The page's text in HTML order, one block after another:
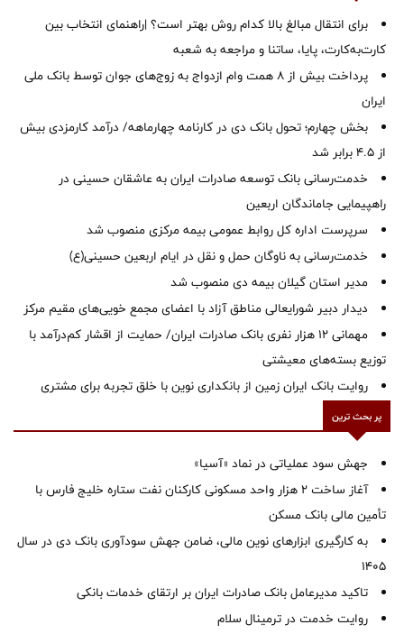
برای انتقال مبالغ بالا کدام روش بهتر است؟ |راهنمای انتخاب بین
کارت‌به‌کارت، پایا، ساتنا و مراجعه به شعبه
پرداخت بیش از ۸ همت وام ازدواج به زوج‌های جوان توسط بانک ملی
ایران
بخش چهارم؛ تحول بانک دی در کارنامه چهارماهه/ درآمد کارمزدی بیش
از ۴.۵ برابر شد
خدمت‌رسانی بانک توسعه صادرات ایران به عاشقان حسینی در
راهپیمایی جاماندگان اربعین
سرپرست اداره کل روابط عمومی بیمه مرکزی منصوب شد
خدمت‌رسانی به ناوگان حمل و نقل در ایام اربعین حسینی(ع)
‌مدیر استان گیلان بیمه دی منصوب شد
دیدار دبیر شورایعالی مناطق آزاد با اعضای مجمع خویی‌های مقیم مرکز
مهمانی ۱۲ هزار نفری بانک صادرات ایران/ حمایت از اقشار کم‌درآمد با
توزیع بسته‌های معیشتی
روایت بانک ایران زمین از بانکداری نوین با خلق تجربه برای مشتری
پر بحث ترین
جهش سود عملیاتی در نماد «آسیا»
آغاز ساخت ۲ هزار واحد مسکونی کارکنان نفت ستاره خلیج فارس با
تأمین مالی بانک مسکن
به کارگیری ابزارهای نوین مالی، ضامن جهش سودآوری بانک دی در سال
1405
تاکید مدیرعامل بانک صادرات ایران بر ارتقای خدمات بانکی
روایت خدمت در ترمینال سلام